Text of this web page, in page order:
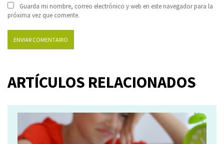
Guarda mi nombre, correo electrónico y web en este navegador para la
próxima vez que comente.
ARTÍCULOS RELACIONADOS